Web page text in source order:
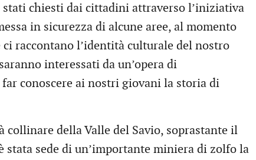
stati chiesti dai cittadini attraverso l’iniziativa
in sicurezza di alcune aree, al momento
raccontano l’identità culturale del nostro
interessati da un’opera di
conoscere ai nostri giovani la storia di
collinare della Valle del Savio, soprastante il
stata sede di un’importante miniera di zolfo la